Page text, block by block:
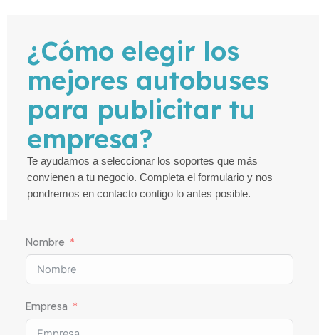
¿Cómo elegir los
mejores autobuses
para publicitar tu
empresa?
Te ayudamos a seleccionar los soportes que más
convienen a tu negocio. Completa el formulario y nos
pondremos en contacto contigo lo antes posible.
Nombre
Empresa